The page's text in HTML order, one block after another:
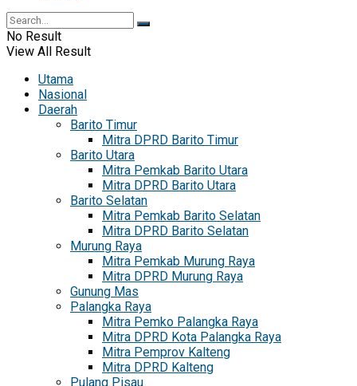
No Result
View All Result
Utama
Nasional
Daerah
Barito Timur
Mitra DPRD Barito Timur
Barito Utara
Mitra Pemkab Barito Utara
Mitra DPRD Barito Utara
Barito Selatan
Mitra Pemkab Barito Selatan
Mitra DPRD Barito Selatan
Murung Raya
Mitra Pemkab Murung Raya
Mitra DPRD Murung Raya
Gunung Mas
Palangka Raya
Mitra Pemko Palangka Raya
Mitra DPRD Kota Palangka Raya
Mitra Pemprov Kalteng
Mitra DPRD Kalteng
Pulang Pisau